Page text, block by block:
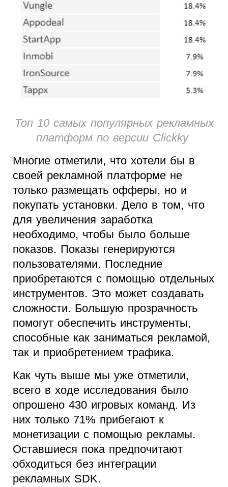
Топ 10 самых популярных рекламных
платформ по версии Clickky
Многие отметили, что хотели бы в
своей рекламной платформе не
только размещать офферы, но и
покупать установки. Дело в том, что
для увеличения заработка
необходимо, чтобы было больше
показов. Показы генерируются
пользователями. Последние
приобретаются с помощью отдельных
инструментов. Это может создавать
сложности. Большую прозрачность
помогут обеспечить инструменты,
способные как заниматься рекламой,
так и приобретением трафика.
Как чуть выше мы уже отметили,
всего в ходе исследования было
опрошено 430 игровых команд. Из
них только 71% прибегают к
монетизации с помощью рекламы.
Оставшиеся пока предпочитают
обходиться без интеграции
рекламных SDK.